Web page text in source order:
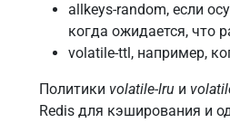
allkeys-random, если
когда ожидается, что
volatile-ttl, например,
Политики volatile-lru и
Redis для кэширования и